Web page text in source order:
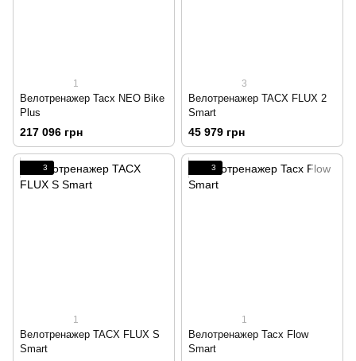
1
Велотренажер Tacx NEO Bike
Plus
217 096 грн
3
Велотренажер TACX FLUX 2
Smart
45 979 грн
3
1
Велотренажер TACX FLUX S
Smart
3
1
Велотренажер Tacx Flow
Smart